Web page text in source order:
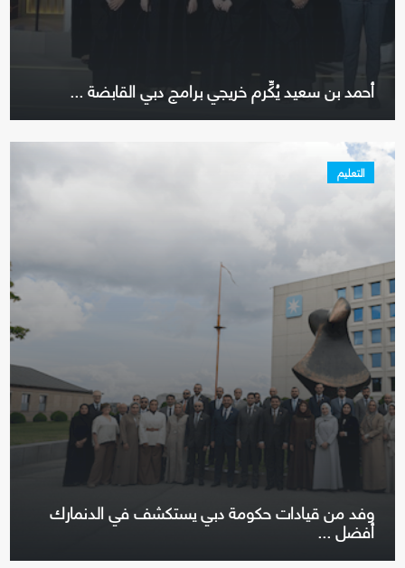
أحمد بن سعيد يُكِّرم خريجي برامج دبي القابضة ...
التعليم
وفد من قيادات حكومة دبي يستكشف في الدنمارك
أفضل ...